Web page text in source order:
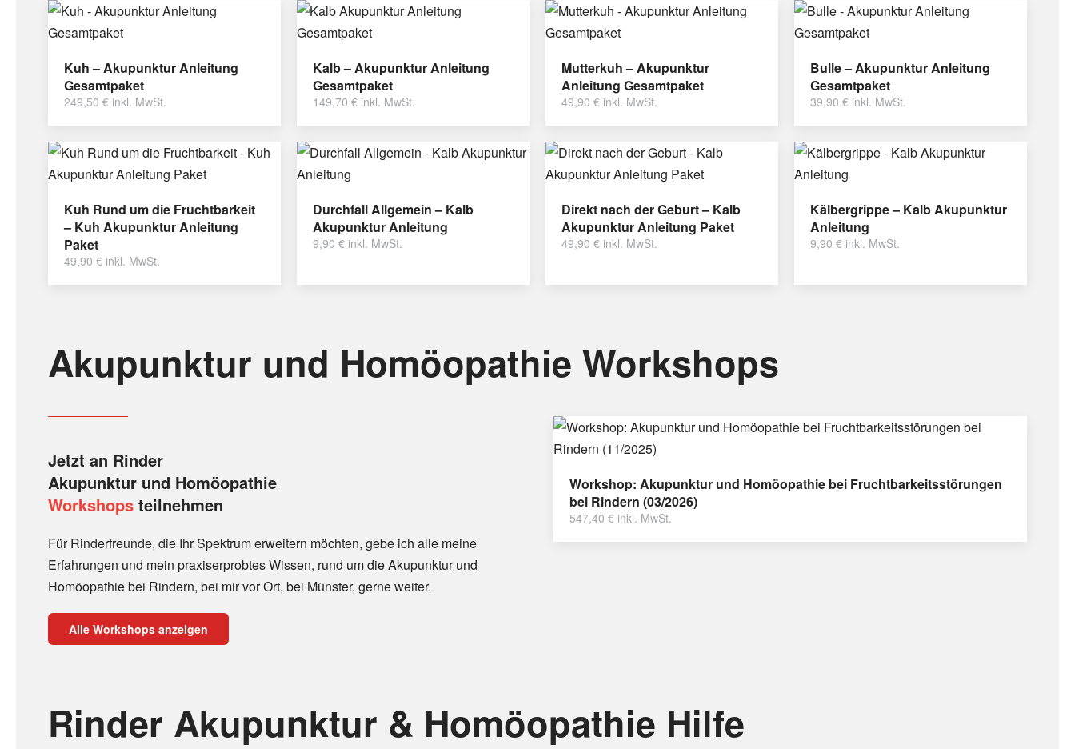
Kuh – Akupunktur Anleitung
Gesamtpaket
249,50 € inkl. MwSt.
Kalb – Akupunktur Anleitung
Gesamtpaket
149,70 € inkl. MwSt.
Mutterkuh – Akupunktur
Anleitung Gesamtpaket
49,90 € inkl. MwSt.
Bulle – Akupunktur Anleitung
Gesamtpaket
39,90 € inkl. MwSt.
Kuh Rund um die Fruchtbarkeit
– Kuh Akupunktur Anleitung
Paket
49,90 € inkl. MwSt.
Durchfall Allgemein – Kalb
Akupunktur Anleitung
9,90 € inkl. MwSt.
Direkt nach der Geburt – Kalb
Akupunktur Anleitung Paket
49,90 € inkl. MwSt.
Kälbergrippe – Kalb Akupunktur
Anleitung
9,90 € inkl. MwSt.
Akupunktur und Homöopathie Workshops
Jetzt an Rinder
Akupunktur und Homöopathie
Workshops teilnehmen
Für Rinderfreunde, die Ihr Spektrum erweitern möchten, gebe ich alle meine
Erfahrungen und mein praxiserprobtes Wissen, rund um die Akupunktur und
Homöopathie bei Rindern, bei mir vor Ort, bei Münster, gerne weiter.
Alle Workshops anzeigen
Workshop: Akupunktur und Homöopathie bei Fruchtbarkeitsstörungen
bei Rindern (03/2026)
547,40 € inkl. MwSt.
Rinder Akupunktur & Homöopathie Hilfe